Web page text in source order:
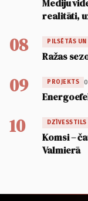
Mediju
realitāti,
08 PILSĒTĀS
Ražas
09 PROJEKTS
10 DZĪVESSTILS
Komsi –
Valmierā